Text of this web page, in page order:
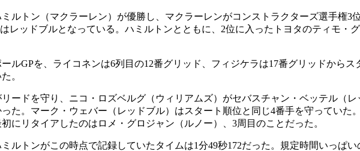
ルトン（マクラーレン）が優勝し、マクラーレンがコンストラクターズ選手権
レッドブルとなっている。ハミルトンとともに、2位に入ったトヨタのティモ・
ルGPを、ライコネンは6列目の12番グリッド、フィジケラは17番グリッドから
。
ードを守り、ニコ・ロズベルグ（ウィリアムズ）がセバスチャン・ベッテル（
た。マーク・ウェバー（レッドブル）はスタート順位と同じ4番手を守ってい
にリタイアしたのはロメ・グロジャン（ルノー）、3周目のことだった。
ルトンがこの時点で記録していたタイムは1分49秒172だった。規定時間いっぱ